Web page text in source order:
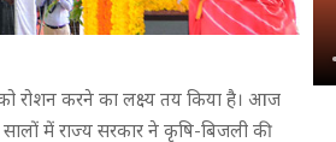
को रोशन करने का लक्ष्य तय किया है। आज
में राज्य सरकार ने कृषि-बिजली की